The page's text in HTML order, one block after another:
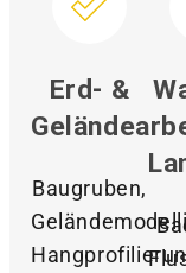
Erd- &
Baugruben,